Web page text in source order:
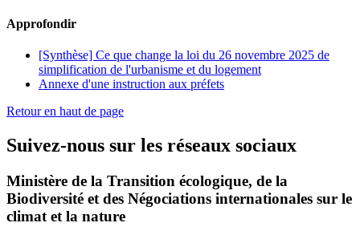
Approfondir
[Synthèse] Ce que change la loi du 26 novembre 2025 de
simplification de l'urbanisme et du logement
Annexe d'une instruction aux préfets
Retour en haut de page
Suivez-nous sur les réseaux sociaux
Ministère de la Transition écologique, de la
Biodiversité et des Négociations internationales sur le
climat et la nature